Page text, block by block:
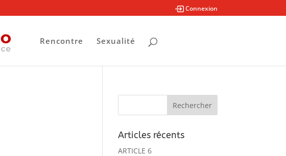
Connexion
Rencontre Sexualité
Articles récents
ARTICLE 6